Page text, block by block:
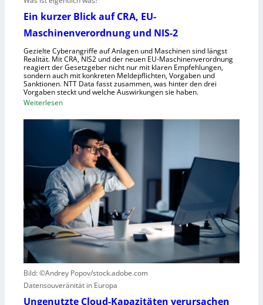
h
e
n
l
l
c
h
a
f
t
f
b
o
t
i
k
g
e
r
ü
n
d
Ein kurzer Blick auf CRA, EU-
Maschinenverordnung und NIS-2
Gezielte Cyberangriffe auf Anlagen und Maschinen sind längst
Realität. Mit CRA, NIS2 und der neuen EU-Maschinenverordnung
reagiert der Gesetzgeber nicht nur mit klaren Empfehlungen,
sondern auch mit konkreten Meldepflichten, Vorgaben und
Sanktionen. NTT Data fasst zusammen, was hinter den drei
Vorgaben steckt und welche Auswirkungen sie haben.
Weiterlesen:
u
r
z
e
r
B
l
c
k
a
u
Bild: ©Andrey Popov/stock.adobe.com
Datensouveränität in Europa
Ungenutzte Cloud-Kapazitäten verursachen